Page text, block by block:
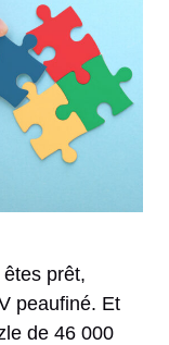
prêt,
peaufiné. Et
de 46 000